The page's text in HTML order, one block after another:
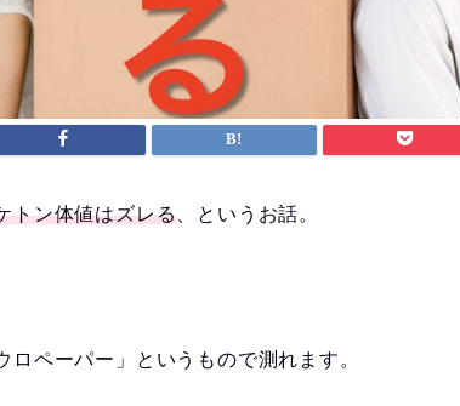
トン体値はズレる 、というお話。
ロペーパー」というもので測れます。